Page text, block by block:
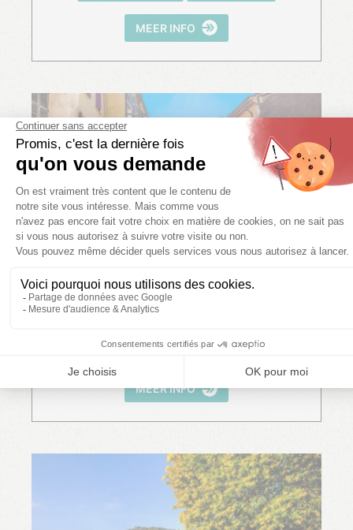
MEER INFO
Collobrières en het Massif
des Maures
LEES MEER ROUTES
MEER INFO